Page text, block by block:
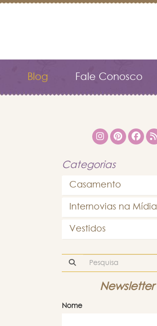
Blog Fale Conosco
Categorias
Casamento
Internovias na Mídia
Vestidos
Newsletter
Nome